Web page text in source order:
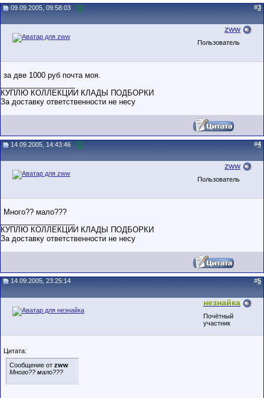
09.09.2005, 09:58:03 #3
zww
Пользователь
за две 1000 руб почта моя.
КУПЛЮ КОЛЛЕКЦИИ КЛАДЫ ПОДБОРКИ
За доставку ответственности не несу
14.09.2005, 14:43:46 #4
zww
Пользователь
Много?? мало???
КУПЛЮ КОЛЛЕКЦИИ КЛАДЫ ПОДБОРКИ
За доставку ответственности не несу
14.09.2005, 23:25:14 #5
незнайка
Почётный
участник
Цитата:
Сообщение от zww
Много?? мало???